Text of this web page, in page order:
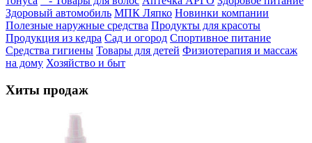
Здоровый автомобиль МПК Ляпко Новинки компании
Полезные наружные средства Продукты для красоты
Продукция из кедра Сад и огород Спортивное питание
Средства гигиены Товары для детей Физиотерапия и массаж
на дому Хозяйство и быт
Хиты продаж